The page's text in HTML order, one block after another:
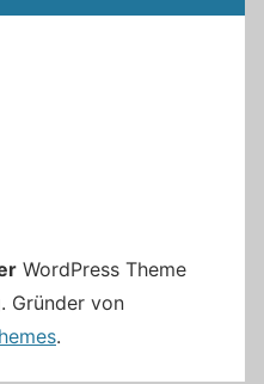
WordPress Theme
Gründer von
.